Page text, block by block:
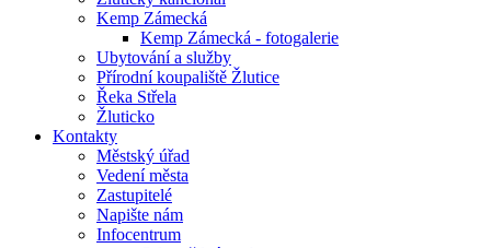
Kemp Zámecká
Kemp Zámecká - fotogalerie
Ubytování a služby
Přírodní koupaliště Žlutice
Řeka Střela
Žluticko
Kontakty
Městský úřad
Vedení města
Zastupitelé
Napište nám
Infocentrum